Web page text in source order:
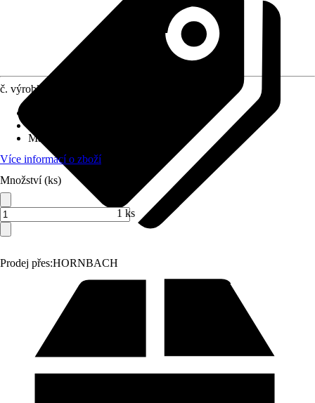
Prodej přes:HORNBACH
č. výrobku
Materiál
Více informací o zboží
Množství (ks)
1 ks